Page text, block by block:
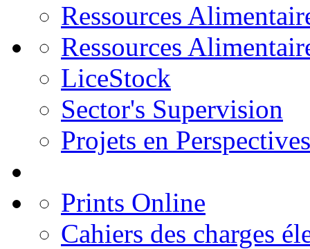
Ressources
Ressources
LiceStock
Sector's Supervision
Projets en Perspectives
Prints Online
Cahiers des charges